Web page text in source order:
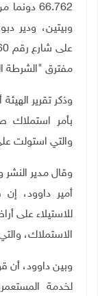
66.762
وبيتين، ودير
مفترق "الشرطة
وذكر تقرير
والتي استولت على ما
وقال مدير النشر
أمير داوود،
للاستيلاء على
الاستملاك،
وبين داوود، أن
لخدمة